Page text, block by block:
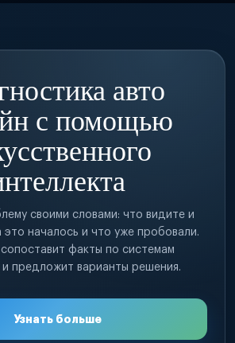
авто
с помощью
своими словами: что видите и
это началось и что уже пробовали.
факты по системам
и предложит варианты решения.
Узнать больше